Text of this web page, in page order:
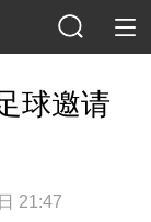
球邀请
21:47